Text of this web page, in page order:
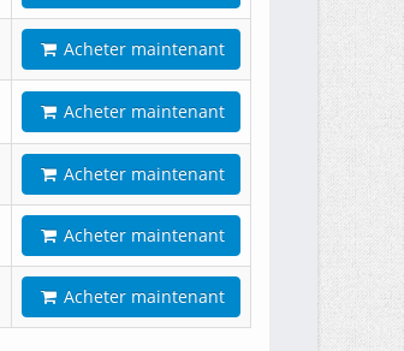
Acheter maintenant
Acheter maintenant
Acheter maintenant
Acheter maintenant
Acheter maintenant